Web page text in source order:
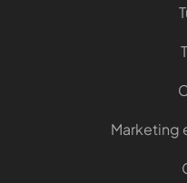
Marketing